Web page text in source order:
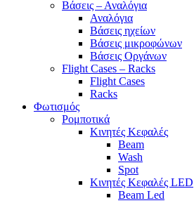
Βάσεις – Αναλόγια
Αναλόγια
Βάσεις ηχείων
Βάσεις μικροφώνων
Βάσεις Οργάνων
Flight Cases – Racks
Flight Cases
Racks
Φωτισμός
Ρομποτικά
Κινητές Κεφαλές
Beam
Wash
Spot
Κινητές Κεφαλές LED
Beam Led